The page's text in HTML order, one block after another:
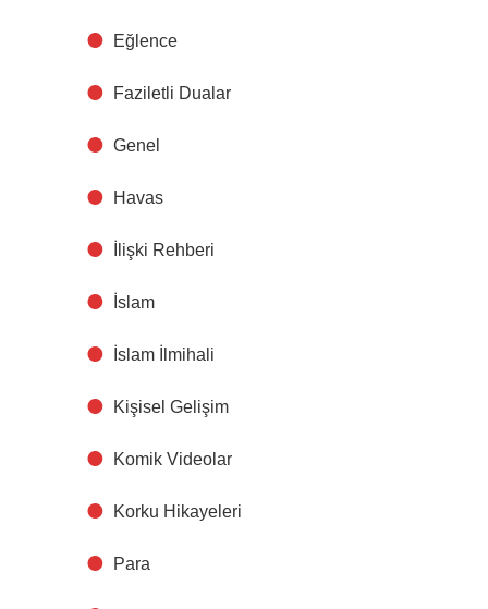
Eğlence
Faziletli Dualar
Genel
Havas
İlişki Rehberi
İslam
İslam İlmihali
Kişisel Gelişim
Komik Videolar
Korku Hikayeleri
Para